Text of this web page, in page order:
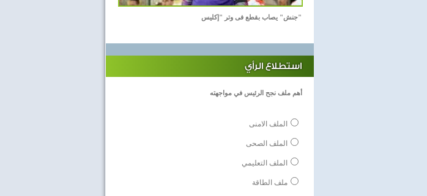
"جنش" يصاب بقطع فى وتر "إكليس
استطلاع الرأي
أهم ملف نجح الرئيس في مواجهته
الملف الامنى
الملف الصحى
الملف التعليمي
ملف الطاقة